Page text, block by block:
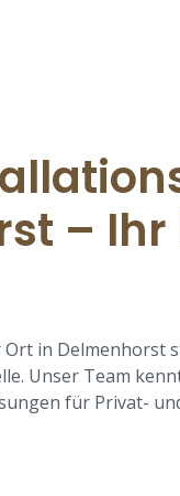
– Ihr
in Delmenhorst
Unser Team
für Privat-